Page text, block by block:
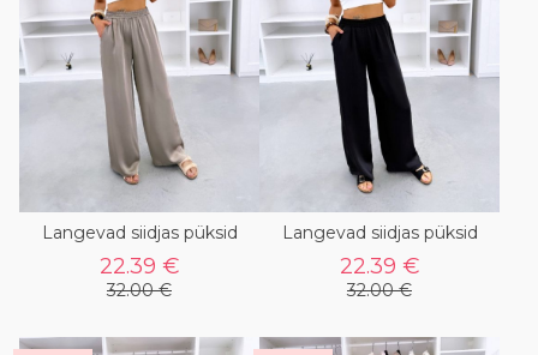
Langevad siidjas püksid
22.39 €
32.00 €
Langevad siidjas püksid
22.39 €
32.00 €